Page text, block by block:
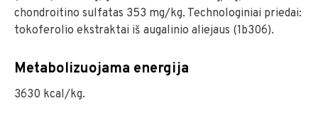
chondroitino sulfatas 353 mg/kg. Technologiniai priedai:
tokoferolio ekstraktai iš augalinio aliejaus (1b306).
Metabolizuojama energija
3630 kcal/kg.